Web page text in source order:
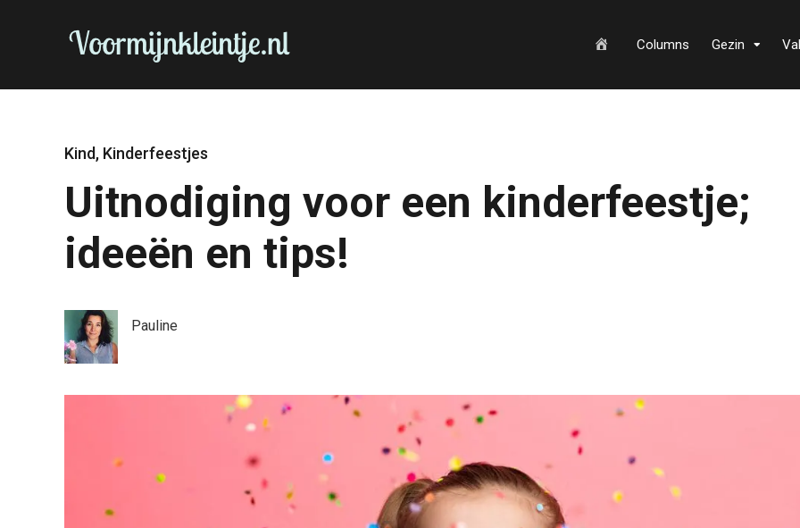
m
Columns Gezin
Kind, Kinderfeestjes
Uitnodiging voor een kinderfeestje;
ideeën en tips!
Pauline